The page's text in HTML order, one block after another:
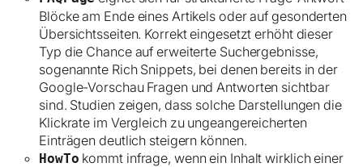
Blöcke am Ende eines Artikels oder auf gesonderten
Übersichtsseiten. Korrekt eingesetzt erhöht dieser
Typ die Chance auf erweiterte Suchergebnisse,
sogenannte Rich Snippets, bei denen bereits in der
Google-Vorschau Fragen und Antworten sichtbar
sind. Studien zeigen, dass solche Darstellungen die
Klickrate im Vergleich zu ungeangereicherten
Einträgen deutlich steigern können.
HowTo kommt infrage, wenn ein Inhalt wirklich einer